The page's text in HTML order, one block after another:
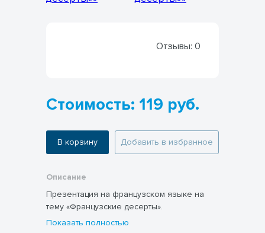
Отзывы: 0
Стоимость: 119 руб.
В корзину Добавить в избранное
Описание
Презентация на французском языке на
тему «Французские десерты».
Показать полностью